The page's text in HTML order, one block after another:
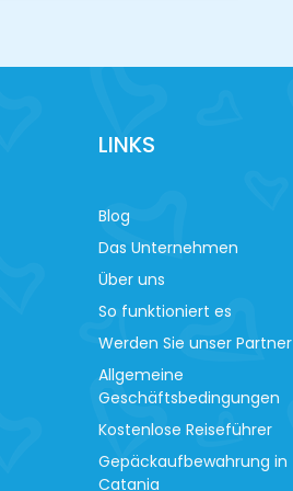
LINKS
Blog
Das Unternehmen
Über uns
So funktioniert es
Werden Sie unser Partner
Allgemeine
Geschäftsbedingungen
Kostenlose Reiseführer
Gepäckaufbewahrung in
Catania